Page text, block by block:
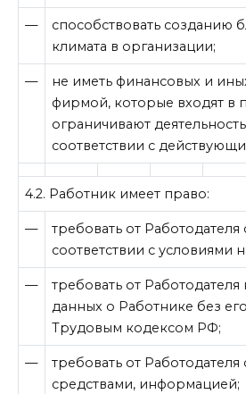
—
способствовать созданию
климата в организации;
—
не иметь финансовых и
фирмой, которые входят в
ограничивают
соответствии с
4.2. Работник имеет право:
—
требовать от
соответствии с условиями
—
требовать от
данных о Работнике без
Трудовым кодексом РФ;
—
требовать от
средствами, информацией;